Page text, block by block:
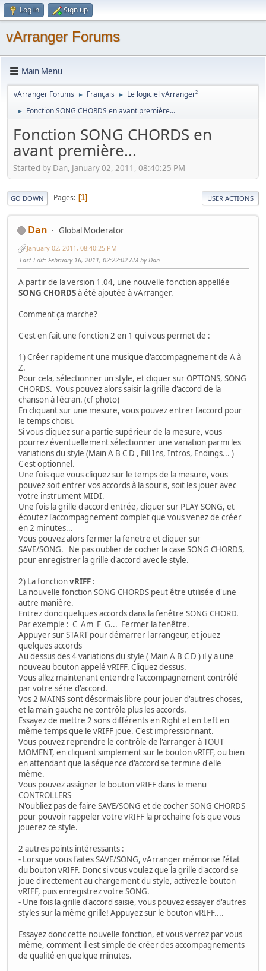
Log in Sign up
vArranger Forums
Main Menu
vArranger Forums ► Français ► Le logiciel vArranger²
► Fonction SONG CHORDS en avant première...
Fonction SONG CHORDS en
avant première...
Started by Dan, January 02, 2011, 08:40:25 PM
GO DOWN Pages 1 USER ACTIONS
Dan Global Moderator
January 02, 2011, 08:40:25 PM
Last Edit: February 16, 2011, 02:22:02 AM by Dan
A partir de la version 1.04, une nouvelle fonction appellée
SONG CHORDSà été ajoutée à vArranger.
Comment ça marche?
C'est en fait une fonction 2 en 1 qui vous permet de :
1) Créer rapidement une musique d'accompagnement de A à
Z.
Pour cela, sélectionner un style, et cliquer sur OPTIONS, SONG
CHORDS. Vous pouvez alors saisir la grille d'accord de la
chanson à l'écran. (cf photo)
En cliquant sur une mesure, vous pouvez entrer l'accord pour
le temps choisi.
Si vous cliquez sur a partie supérieur de la mesure, vous
pourrez éventuellement sélectionner une variation parmi les
variations du style (Main A B C D , Fill Ins, Intros, Endings... )
C'est optionnel.
Une fois que vous cliquez sur le temps de la mesure, vous
pouvez soit entrer vos accords à la souris, soit les jouer avec
votre instrument MIDI.
Une fois la grille d'accord entrée, cliquer sur PLAY SONG, et
écoutez l'accompagnement complet que vous venez de créer
en 2 minutes...
Vous pouvez alors fermer la fenetre et cliquer sur
SAVE/SONG. Ne pas oublier de cocher la case SONG CHORDS,
pour enregistrer la grille d'accord avec le style.
2) La fonctionvRIFF :
La nouvelle fonction SONG CHORDS peut être utilisée d'une
autre manière.
Entrez donc quelques accords dans la fenêtre SONG CHORD.
Par exemple : C Am F G... Fermer la fenêtre.
Appuyer sur START pour démarrer l'arrangeur, et jouez
quelques accords
Au dessus des 4 variations du style ( Main A B C D ) il y a une
nouveau bouton appelé vRIFF. Cliquez dessus.
Vous allez maintenant entendre l'accompagnement contrôlé
par votre série d'accord.
Vos 2 MAINS sont désormais libre pour jouer d'autres choses,
et la main gauche ne contrôle plus les accords.
Essayez de mettre 2 sons différents en Right et en Left en
même temps que le vRIFF joue. C'est impressionnant.
Vous pouvez reprendre le contrôle de l'arranger à TOUT
MOMENT, en cliquant simplement sur le bouton vRIFF, ou bien
en attendant que la séquence d'accord se termine d'elle
même.
Vous pouvez assigner le bouton vRIFF dans le menu
CONTROLLERS
N'oubliez pas de faire SAVE/SONG et de cocher SONG CHORDS
pour pouvoir rappeler votre vRIFF la prochaine fois que vous
jouerez ce style.
2 autres points intéressants :
- Lorsque vous faites SAVE/SONG, vArranger mémorise l'état
du bouton vRIFF. Donc si vous voulez que la grille d'accord se
joue directement au chargement du style, activez le bouton
vRIFF, puis enregistrez votre SONG.
- Une fois la grille d'accord saisie, vous pouvez essayer d'autres
styles sur la même grille! Appuyez sur le bouton vRIFF....
Essayez donc cette nouvelle fonction, et vous verrez par vous
même, comment il est simple de créer des accompagnements
de qualité en quelque minutes.